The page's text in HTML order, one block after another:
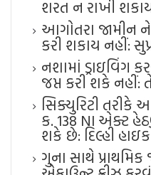
શરત ન રાખી શકાય:
આગોતરા જામીન ને
કરી શકાય નહીં:
નશામાં ડ્રાઇવિંગ
જપ્ત કરી શકે નહીં:
સિક્યુરિટી
ક. 138 NI એક્ટ
શકે છે: દિલ્હી
ગુના સાથે